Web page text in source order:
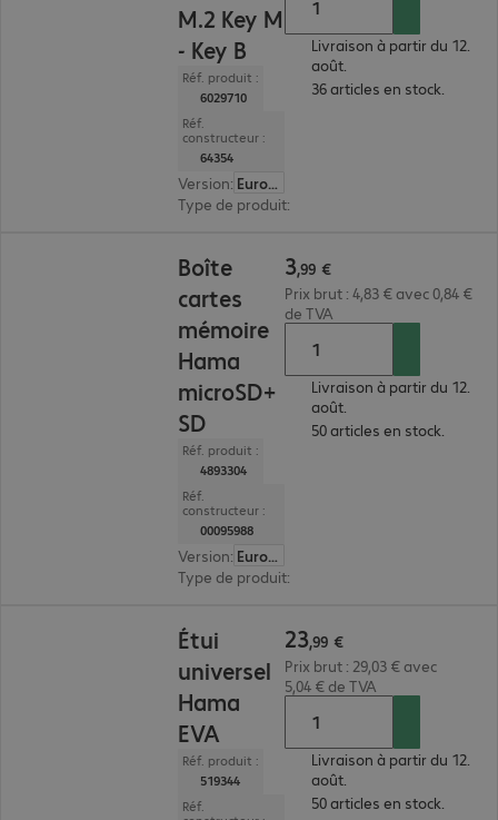
M.2 Key M
- Key B
Réf. produit :
6029710
Réf.
constructeur :
64354
Version:
Europe
Type de produit:
Livraison à partir du 12.
août.
36 articles en stock.
Boîte
cartes
mémoire
Hama
microSD+
SD
Réf. produit :
4893304
Réf.
constructeur :
00095988
Version:
Europe
Type de produit:
3,99 €
Prix brut : 4,83 € avec 0,84 €
de TVA
Livraison à partir du 12.
août.
50 articles en stock.
Étui
universel
Hama
EVA
Réf. produit :
519344
Réf.
23,99 €
Prix brut : 29,03 € avec
5,04 € de TVA
Livraison à partir du 12.
août.
50 articles en stock.